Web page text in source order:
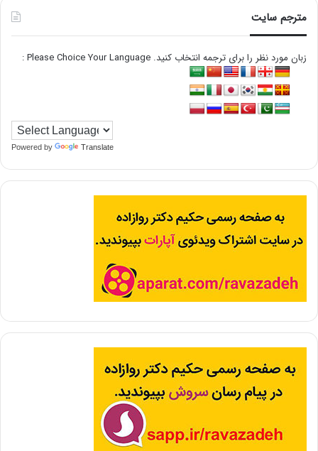
مترجم سایت
زبان مورد نظر را برای ترجمه انتخاب کنید. Please Choice Your Language :
Powered by Translate